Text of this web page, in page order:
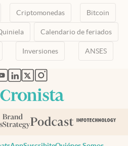
Criptomonedas Bitcoin
Calendario de feriados
Inversiones ANSES
en nueva pestaña
abre en nueva pestaña
abre en nueva pestaña
abre en nueva pestaña
abre en nueva pestaña